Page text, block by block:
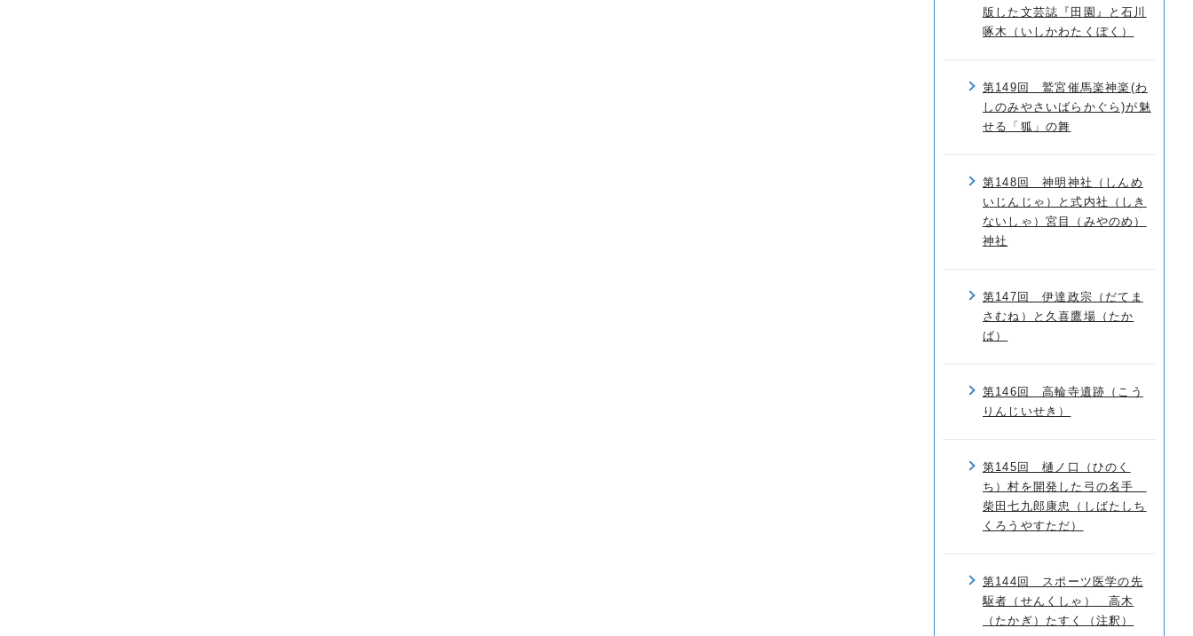
版した文芸誌『田園』と石川
啄木（いしかわたくぼく）
第149回 鷲宮催馬楽神楽(わ
しのみやさいばらかぐら)が魅
せる「狐」の舞
第148回 神明神社（しんめ
いじんじゃ）と式内社（しき
ないしゃ）宮目（みやのめ）
神社
第147回 伊達政宗（だてま
さむね）と久喜鷹場（たか
ば）
第146回 高輪寺遺跡（こう
りんじいせき）
第145回 樋ノ口（ひのく
ち）村を開発した弓の名手
柴田七九郎康忠（しばたしち
くろうやすただ）
第144回 スポーツ医学の先
駆者（せんくしゃ） 高木
（たかぎ）たすく（注釈）